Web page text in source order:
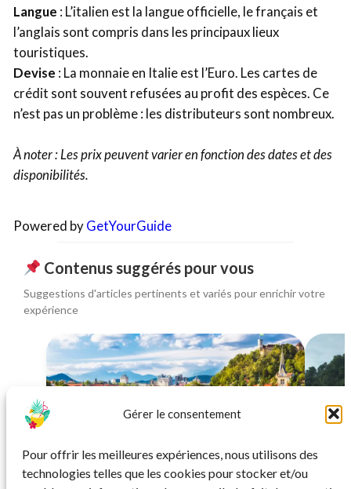
Gérer le consentement
Pour offrir les meilleures expériences, nous utilisons des
technologies telles que les cookies pour stocker et/ou
Langue : L’italien est la langue officielle, le français et
l’anglais sont compris dans les principaux lieux
touristiques.
Devise : La monnaie en Italie est l’Euro. Les cartes de
crédit sont souvent refusées au profit des espèces. Ce
n’est pas un problème : les distributeurs sont nombreux.
À noter : Les prix peuvent varier en fonction des dates et des
disponibilités.
Powered byGetYourGuide
Contenus suggérés pour vous
Suggestions d'articles pertinents et variés pour enrichir votre
expérience
ROAD TRIP
Road trip en Slovénie : itinéraire entre lacs,
grottes et montagnes
Road